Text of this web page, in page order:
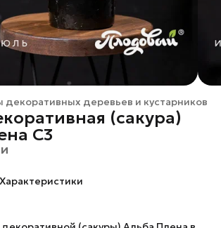
деревьев и кустарников
(сакура)
C3
Характеристики